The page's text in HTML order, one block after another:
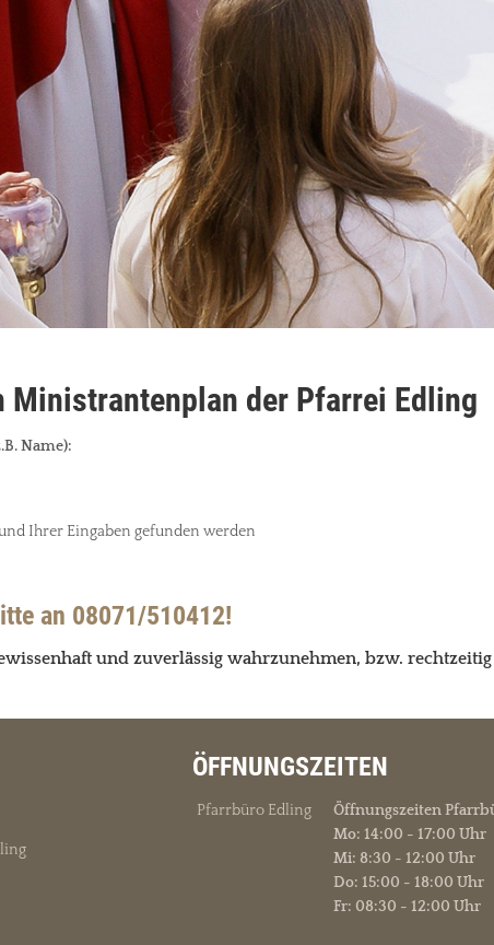
Ministrantenplan der Pfarrei Edling
Name):
Ihrer Eingaben gefunden werden
an 08071/510412!
und zuverlässig wahrzunehmen, bzw.
ÖFFNUNGSZEITEN
Pfarrbüro Edling
Öffnungszeiten
Mo: 14:00 - 17:00 Uhr
Mi: 8:30 - 12:00 Uhr
Do: 15:00 - 18:00 Uhr
Fr: 08:30 - 12:00 Uhr